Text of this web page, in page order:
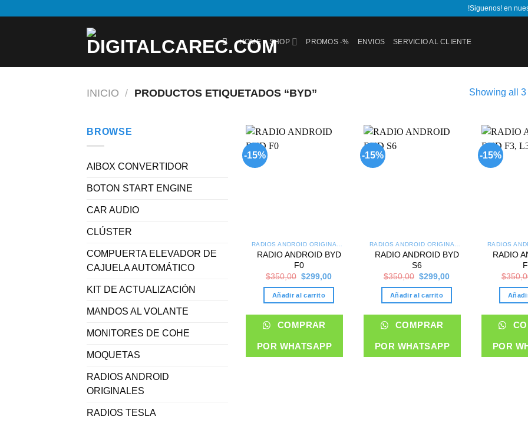
!Siguenos! en
HOME SHOP PROMOS -% ENVIOS SERVICIO AL CLIENTE
INICIO / PRODUCTOS ETIQUETADOS “BYD” Showing all
BROWSE
AIBOX CONVERTIDOR
BOTON START ENGINE
CAR AUDIO
CLÚSTER
COMPUERTA ELEVADOR DE
CAJUELA AUTOMÁTICO
KIT DE ACTUALIZACIÓN
MANDOS AL VOLANTE
MONITORES DE COHE
MOQUETAS
RADIOS ANDROID
ORIGINALES
RADIOS TESLA
-15%
RADIO ANDROID BYD
F0
$350,00 Original
was:
$350,00.
$299,00Current
is:
Añadir al carrito
COMPRAR
POR WHATSAPP
-15%
RADIO ANDROID BYD
S6
$350,00 Original
was:
$350,00.
$299,00Current
is:
Añadir al carrito
COMPRAR
POR WHATSAPP
-15%
RADIO
$
POR